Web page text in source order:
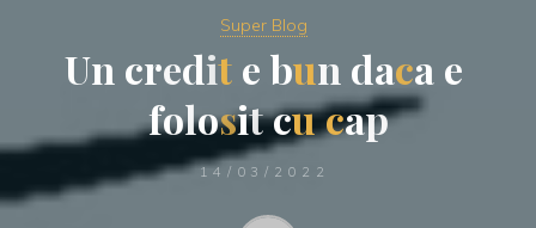
Super Blog
Un credit e bun daca e
folositcucap
14/03/2022